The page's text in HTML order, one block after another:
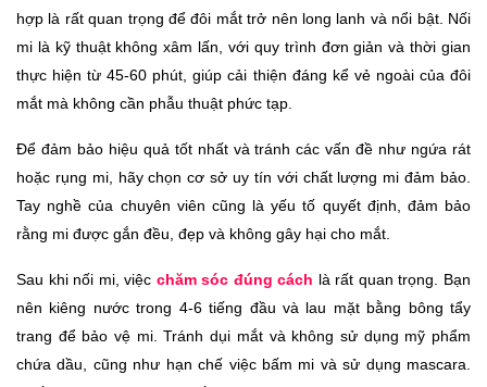
hợp là rất quan trọng để đôi mắt trở nên long lanh và nổi bật. Nối
mi là kỹ thuật không xâm lấn, với quy trình đơn giản và thời gian
thực hiện từ 45-60 phút, giúp cải thiện đáng kể vẻ ngoài của đôi
mắt mà không cần phẫu thuật phức tạp.
Để đảm bảo hiệu quả tốt nhất và tránh các vấn đề như ngứa rát
hoặc rụng mi, hãy chọn cơ sở uy tín với chất lượng mi đảm bảo.
Tay nghề của chuyên viên cũng là yếu tố quyết định, đảm bảo
rằng mi được gắn đều, đẹp và không gây hại cho mắt.
Sau khi nối mi, việc chăm sóc đúng cách là rất quan trọng. Bạn
nên kiêng nước trong 4-6 tiếng đầu và lau mặt bằng bông tẩy
trang để bảo vệ mi. Tránh dụi mắt và không sử dụng mỹ phẩm
chứa dầu, cũng như hạn chế việc bấm mi và sử dụng mascara.